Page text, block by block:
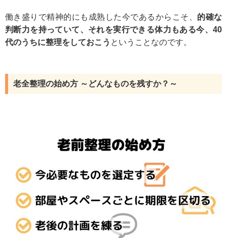
働き盛りで精神的にも成熟した今であるからこそ、 的確な
判断力を持っていて、それを実行できる体力もある今、40
代のうちに整理をしておこう ということなのです。
老全整理の始め方 ～どんなものを残すか？～